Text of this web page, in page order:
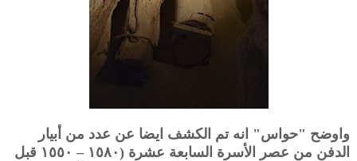
واوضح "حواس" انه تم الكشف ايضا عن عدد من أبيار
الدفن من عصر الأسرة السابعة عشرة (١٥٨٠ – ١٥٥٠ قبل